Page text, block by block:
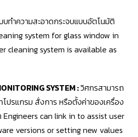
บทำความสะอาดกระจบแบบอัตโนมัติ
system for glass window in
cleaning system is available as
SYSTEM :วิศกรสามารถ
ปรแกรม สั่งการ หรือตั้งค่าของเครื่อง
Engineers can link in to assist user
versions or setting new values